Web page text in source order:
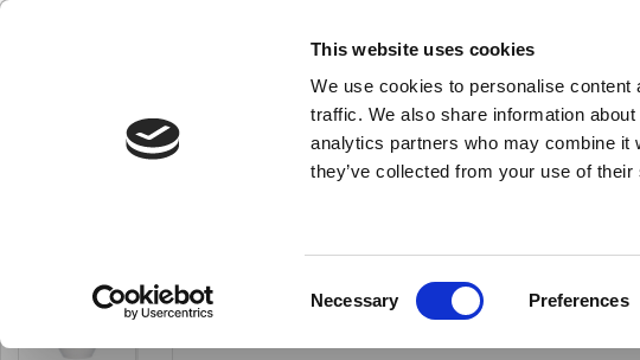
This website uses cookies
We use cookies to personalise
traffic. We also share information
analytics partners who may combine it
they’ve collected from your use of their
Necessary Preferences
- Allt vad du behöver till ditt kök
Bakredskap Kok- och stekkärl Grillar
LARSEN PRIS